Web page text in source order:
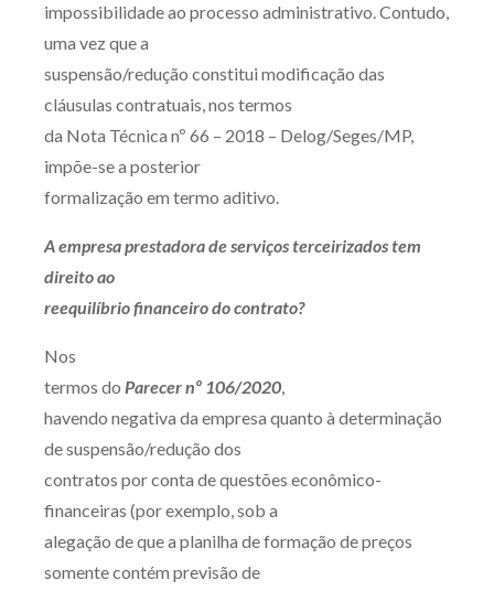
impossibilidade ao processo administrativo. Contudo,
uma vez que a
suspensão/redução constitui modificação das
cláusulas contratuais, nos termos
da Nota Técnica nº 66 – 2018 – Delog/Seges/MP,
impõe-se a posterior
formalização em termo aditivo.
A empresa prestadora de serviços terceirizados tem
direito ao
reequilíbrio financeiro do contrato?
Nos
termos do Parecer nº 106/2020,
havendo negativa da empresa quanto à determinação
de suspensão/redução dos
contratos por conta de questões econômico-
financeiras (por exemplo, sob a
alegação de que a planilha de formação de preços
somente contém previsão de